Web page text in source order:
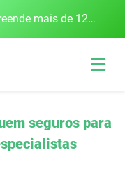
Polícia Rodoviária Federal apreende mais de 120 quilos de maconha na BR-386, em Frederico Westphalen
seguros para